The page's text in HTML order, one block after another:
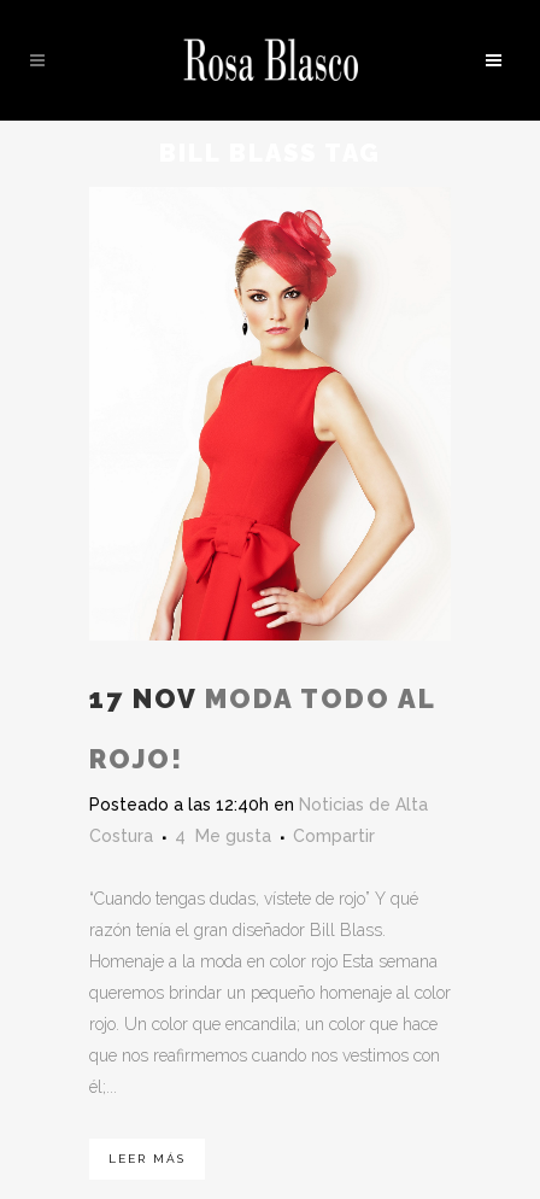
17 NOV MODA TODO AL
ROJO!
Posteado a las 12:40h en Noticias de Alta
Costura
4 Me gusta Compartir
“Cuando tengas dudas, vístete de rojo” Y qué
razón tenía el gran diseñador Bill Blass.
Homenaje a la moda en color rojo Esta semana
queremos brindar un pequeño homenaje al color
rojo. Un color que encandila; un color que hace
que nos reafirmemos cuando nos vestimos con
él;...
LEER MÁS